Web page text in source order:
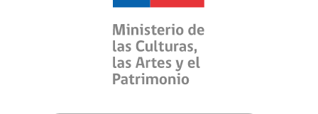
Ministerio de las